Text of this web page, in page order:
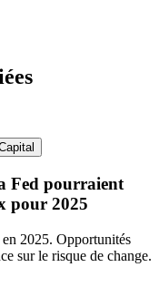
Fed pourraient
pour 2025
2025. Opportunités
sur le risque de change.